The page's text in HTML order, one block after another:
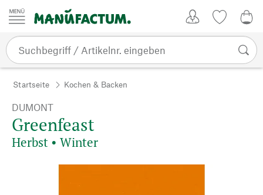
Zum Inhalt springen
Startseite Kochen & Backen
DUMONT
Greenfeast
Herbst • Winter